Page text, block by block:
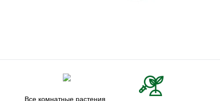
Все комнатные растения